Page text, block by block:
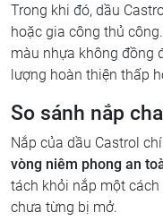
Trong khi đó, dầu
hoặc gia công thủ
màu nhựa không đồng
lượng hoàn thiện thấp
So sánh nắp
Nắp của dầu Castrol
vòng niêm phong an
tách khỏi nắp một
chưa từng bị mở.